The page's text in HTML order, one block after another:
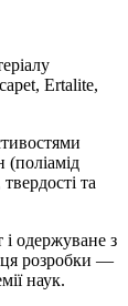
Ertalite,
(поліамід
та
одержуване з
розробки —
наук.